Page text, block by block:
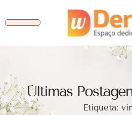
Ùltimas
Etiqueta: